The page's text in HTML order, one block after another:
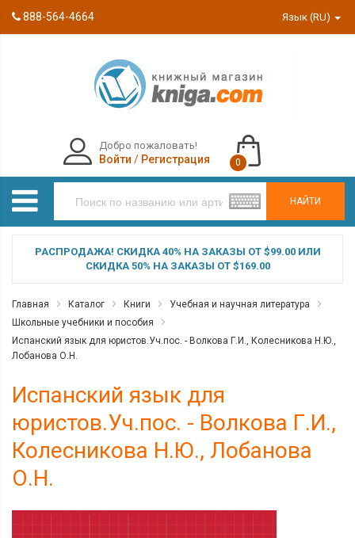
888-564-4664 Язык (RU)
НАЙТИ
Добро пожаловать!
Войти / Регистрация 0
РАСПРОДАЖА! СКИДКА 40% НА ЗАКАЗЫ ОТ $99.00 ИЛИ
СКИДКА 50% НА ЗАКАЗЫ ОТ $169.00
Главная Каталог Книги
Учебная и научная литература
Школьные учебники и пособия
Испанский язык для юристов.Уч.пос. - Волкова Г.И., Колесникова Н.Ю.,
Лобанова О.Н.
Испанский язык для
юристов.Уч.пос. - Волкова Г.И.,
Колесникова Н.Ю., Лобанова
О.Н.